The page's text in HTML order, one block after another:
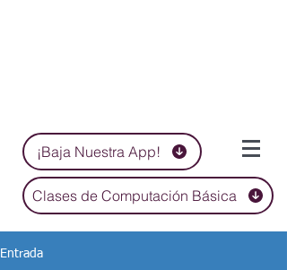
¡Baja Nuestra App!
Clases de Computación Básica
Entrada